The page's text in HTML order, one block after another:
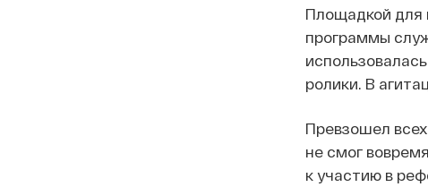
Площадкой для
программы
ролики. В
Превзошел
не смог
к участию в